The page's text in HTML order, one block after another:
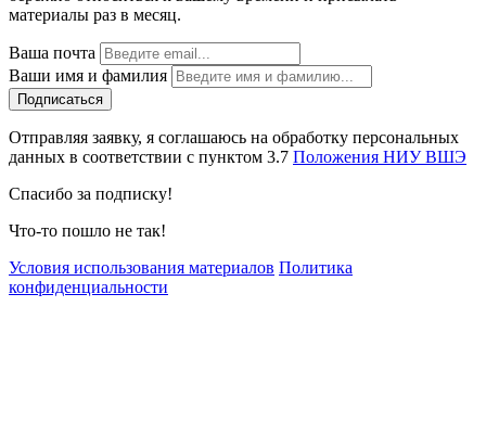
материалы раз в месяц.
Ваша почта
Ваши имя и фамилия
Отправляя заявку, я соглашаюсь на обработку персональных
данных в соответствии с пунктом 3.7 Положения НИУ ВШЭ
Спасибо за подписку!
Что-то пошло не так!
Условия использования материалов Политика
конфиденциальности